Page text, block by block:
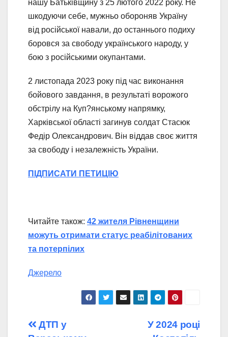
нашу Батьківщину з 25 лютого 2022 року. Не
шкодуючи себе, мужньо обороняв Україну
від російської навали, до останнього подиху
боровся за свободу українського народу, у
бою з російськими окупантами.
2 листопада 2023 року під час виконання
бойового завдання, в результаті ворожого
обстрілу на Куп?янському напрямку,
Харківської області загинув солдат Стасюк
Федір Олександрович. Він віддав своє життя
за свободу і незалежність України.
ПІДПИСАТИ ПЕТИЦІЮ
Читайте також: 42 жителя Рівненщини
можуть отримати статус реабілітованих
та потерпілих
Джерело
Навігація
У 2024 році
ДТП у